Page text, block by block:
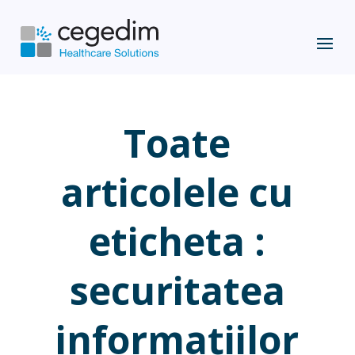
Toate
articolele cu
eticheta :
securitatea
informațiilor